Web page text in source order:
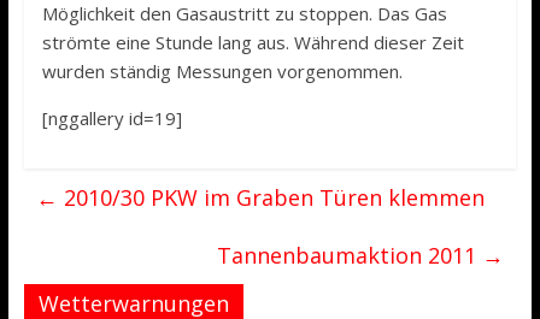
Möglichkeit den Gasaustritt zu stoppen. Das Gas
strömte eine Stunde lang aus. Während dieser Zeit
wurden ständig Messungen vorgenommen.
[nggallery id=19]
← 2010/30 PKW im Graben Türen klemmen
Tannenbaumaktion 2011 →
Wetterwarnungen